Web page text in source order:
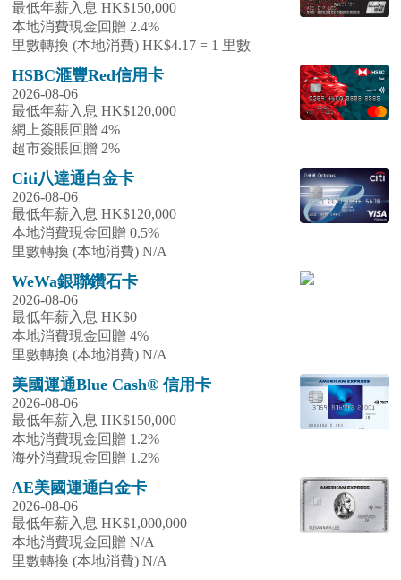
最低年薪入息 HK$150,000
本地消費現金回贈 2.4%
里數轉換 (本地消費) HK$4.17 = 1 里數
HSBC滙豐Red信用卡
2026-08-06
最低年薪入息 HK$120,000
網上簽賬回贈 4%
超市簽賬回贈 2%
Citi八達通白金卡
2026-08-06
最低年薪入息 HK$120,000
本地消費現金回贈 0.5%
里數轉換 (本地消費) N/A
WeWa銀聯鑽石卡
2026-08-06
最低年薪入息 HK$0
本地消費現金回贈 4%
里數轉換 (本地消費) N/A
美國運通Blue Cash® 信用卡
2026-08-06
最低年薪入息 HK$150,000
本地消費現金回贈 1.2%
海外消費現金回贈 1.2%
AE美國運通白金卡
2026-08-06
最低年薪入息 HK$1,000,000
本地消費現金回贈 N/A
里數轉換 (本地消費) N/A